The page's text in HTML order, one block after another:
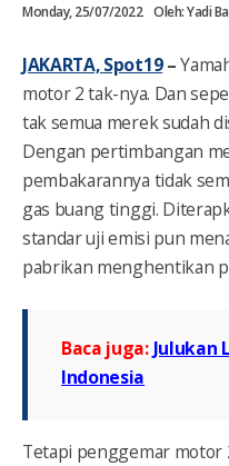
Monday, 25/07/2022 Oleh:Yadi
JAKARTA, Spot19–
motor 2 tak-nya. Dan
tak semua merek sudah
Dengan pertimbangan
pembakarannya tidak
gas buang tinggi.
standar uji emisi pun
pabrikan menghentikan
Baca juga: Julukan
Indonesia
Tetapi penggemar motor